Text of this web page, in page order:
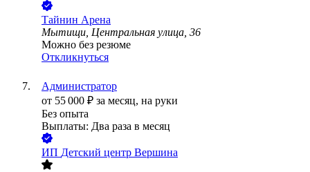
Тайнин Арена
Мытищи, Центральная улица, 36
Можно без резюме
Откликнуться
Администратор
от 55 000 ₽ за месяц, на руки
Без опыта
Выплаты: Два раза в месяц
ИП Детский центр Вершина